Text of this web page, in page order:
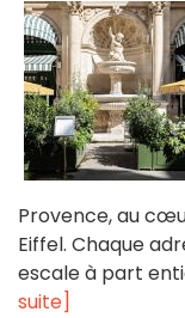
Provence, au
Eiffel. Chaque
escale à part
suite]